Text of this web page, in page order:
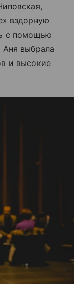
вздорную
с помощью
выбрала
и высокие